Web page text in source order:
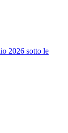
2026 sotto le